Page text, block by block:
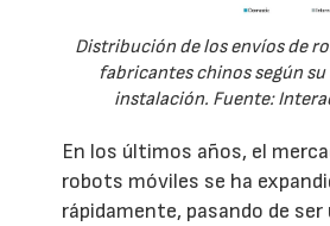
Distribución de los envíos de
fabricantes chinos según
instalación. Fuente:
En los últimos años, el
robots móviles se ha
rápidamente, pasando de